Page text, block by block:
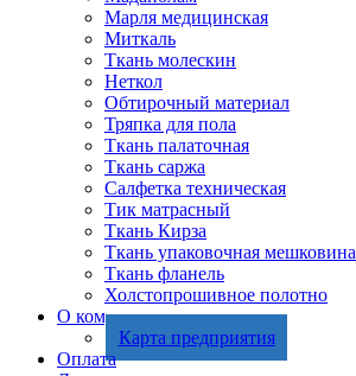
Марля медицинская
Миткаль
Ткань молескин
Неткол
Обтирочный материал
Тряпка для пола
Ткань палаточная
Ткань саржа
Салфетка техническая
Тик матрасный
Ткань Кирза
Ткань упаковочная мешковина
Ткань фланель
Холстопрошивное полотно
О компании
Карта предприятия
Оплата